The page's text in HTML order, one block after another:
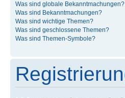
Was sind globale Bekanntmachungen?
Was sind Bekanntmachungen?
Was sind wichtige Themen?
Was sind geschlossene Themen?
Was sind Themen-Symbole?